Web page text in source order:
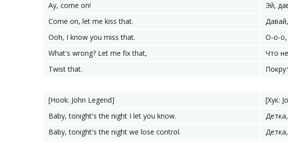
Ay, come on!
Эй,
Come on, let me kiss that.
Ooh, I know you miss that.
О-о-о,
What's wrong? Let me fix that,
Что
Twist that.
[Hook: John Legend]
[Хук:
Baby, tonight's the night I let you know.
Baby, tonight's the night we lose control.